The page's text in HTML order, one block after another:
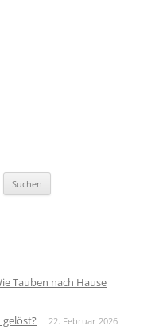
Tauben nach Hause
22. Februar 2026